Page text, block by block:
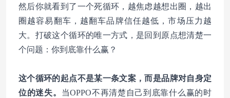
然后你就看到了一个死循环，越焦虑越想出圈，越出
圈越容易翻车，越翻车品牌信任越低，市场压力越
大。打破这个循环的唯一方式，是回到原点想清楚一
个问题：你到底靠什么赢？
这个循环的起点不是某一条文案，而是品牌对自身定
位的迷失。 当OPPO不再清楚自己到底靠什么赢的时